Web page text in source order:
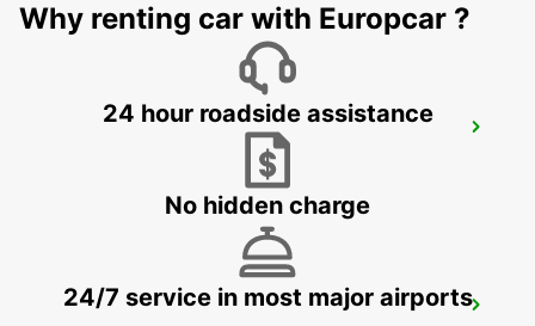
ROME TERMINI RAILWAY - IKC
ROME VATICAN STATE - IKC
Why renting car with Europcar ?
24 hour roadside assistance
No hidden charge
24/7 service in most major airports